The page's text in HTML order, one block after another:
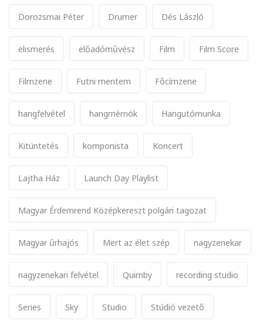
Dorozsmai Péter Drumer Dés László
elismerés előadóművész Film Film Score
Filmzene Futni mentem Főcímzene
hangfelvétel hangmérnök Hangutómunka
Kitüntetés komponista Koncert
Lajtha Ház Launch Day Playlist
Magyar Érdemrend Középkereszt polgári tagozat
Magyar űrhajós Mert az élet szép nagyzenekar
nagyzenekari felvétel Quimby recording studio
Series Sky Studio Stúdió vezető